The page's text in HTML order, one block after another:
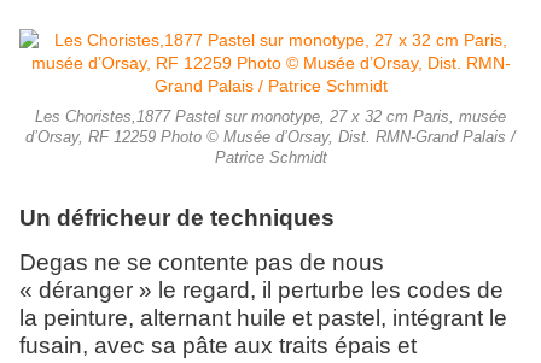
Les Choristes,1877 Pastel sur monotype, 27 x 32 cm Paris, musée
d’Orsay, RF 12259 Photo © Musée d’Orsay, Dist. RMN-Grand Palais /
Patrice Schmidt
Un défricheur de techniques
Degas ne se contente pas de nous
« déranger » le regard, il perturbe les codes de
la peinture, alternant huile et pastel, intégrant le
fusain, avec sa pâte aux traits épais et